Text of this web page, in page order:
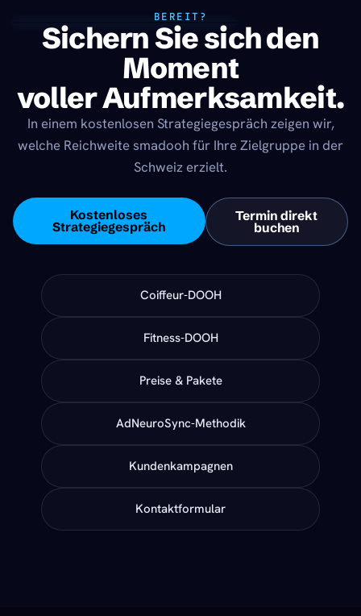
BEREIT?
Sichern Sie sich den
Moment
voller Aufmerksamkeit.
In einem kostenlosen Strategiegespräch zeigen wir,
welche Reichweite smadooh für Ihre Zielgruppe in der
Schweiz erzielt.
Kostenloses
Strategiegespräch
Termin direkt
buchen
Coiffeur-DOOH
Fitness-DOOH
Preise & Pakete
AdNeuroSync-Methodik
Kundenkampagnen
Kontaktformular